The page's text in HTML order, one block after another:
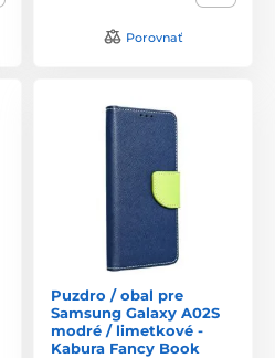
Porovnať
Puzdro / obal pre
Samsung Galaxy A02S
modré / limetkové -
Kabura Fancy Book